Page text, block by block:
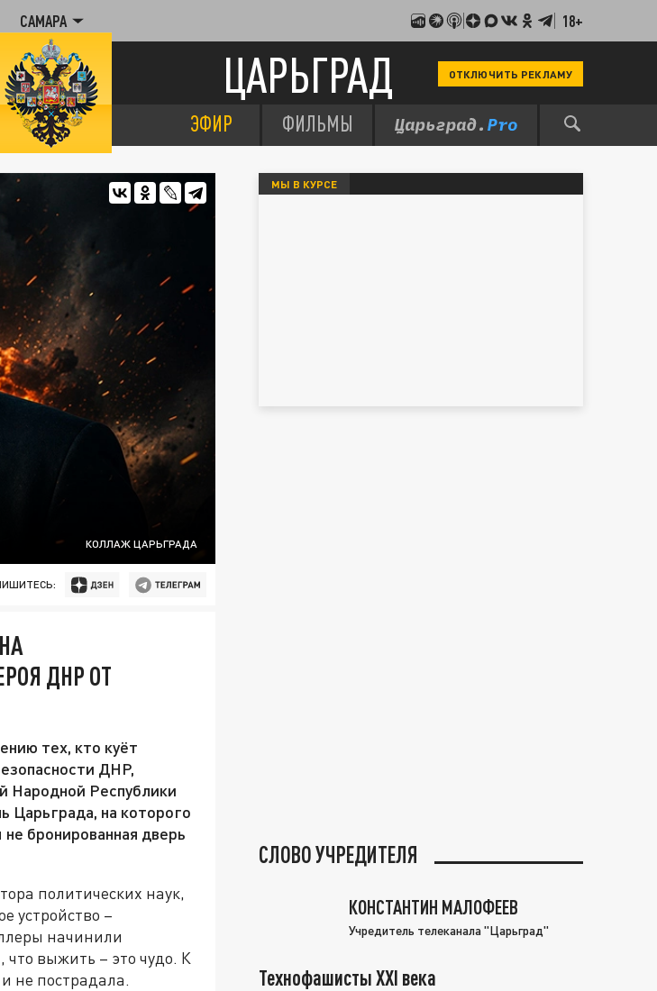
САМАРА 18+
ЦАРЬГРАД ОТКЛЮЧИТЬ РЕКЛАМУ
ЭФИР ФИЛЬМЫ
КОЛЛАЖ ЦАРЬГРАДА
ДНР ОТ
тех, кто куёт
ДНР,
Народной Республики
Царьграда, на которого
бронированная дверь
политических наук,
устройство –
начинили
выжить – это чудо. К
не пострадала.
МЫ В КУРСЕ
СЛОВО УЧРЕДИТЕЛЯ
КОНСТАНТИН МАЛОФЕЕВ
Учредитель телеканала "Царьград"
Технофашисты XXI века